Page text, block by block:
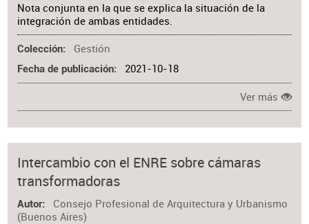
Nota conjunta en la que se explica la situación de la
integración de ambas entidades.
Colección Gestión
Fecha de publicación 2021-10-18
Ver más
Intercambio con el ENRE sobre cámaras
transformadoras
Autor
Consejo Profesional de Arquitectura y Urbanismo
(Buenos Aires)